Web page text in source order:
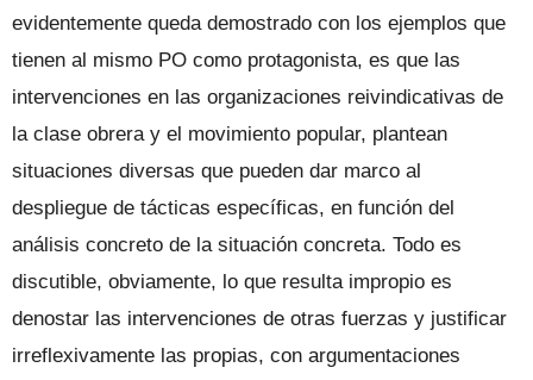
evidentemente queda demostrado con los ejemplos que
tienen al mismo PO como protagonista, es que las
intervenciones en las organizaciones reivindicativas de
la clase obrera y el movimiento popular, plantean
situaciones diversas que pueden dar marco al
despliegue de tácticas específicas, en función del
análisis concreto de la situación concreta. Todo es
discutible, obviamente, lo que resulta impropio es
denostar las intervenciones de otras fuerzas y justificar
irreflexivamente las propias, con argumentaciones